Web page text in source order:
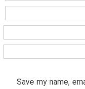
Save my name,